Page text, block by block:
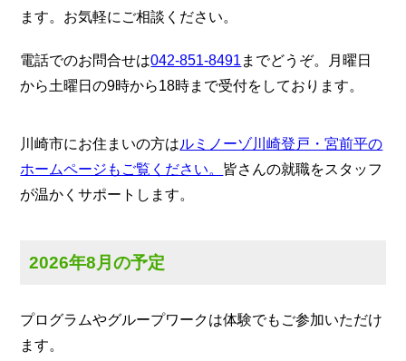
ます。お気軽にご相談ください。
電話でのお問合せは042-851-8491 までどうぞ。月曜日
から土曜日の9時から18時まで受付をしております。
川崎市にお住まいの方はルミノーゾ川崎登戸・宮前平の
ホームページもご覧ください。 皆さんの就職をスタッフ
が温かくサポートします。
2026年8月の予定
プログラムやグループワークは体験でもご参加いただけ
ます。